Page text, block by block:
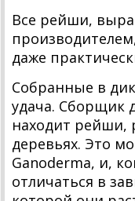
Все рейши,
даже
Собранные в
удача. Сборщик
находит рейши,
деревьях. Это
Ganoderma, и,
отличаться в